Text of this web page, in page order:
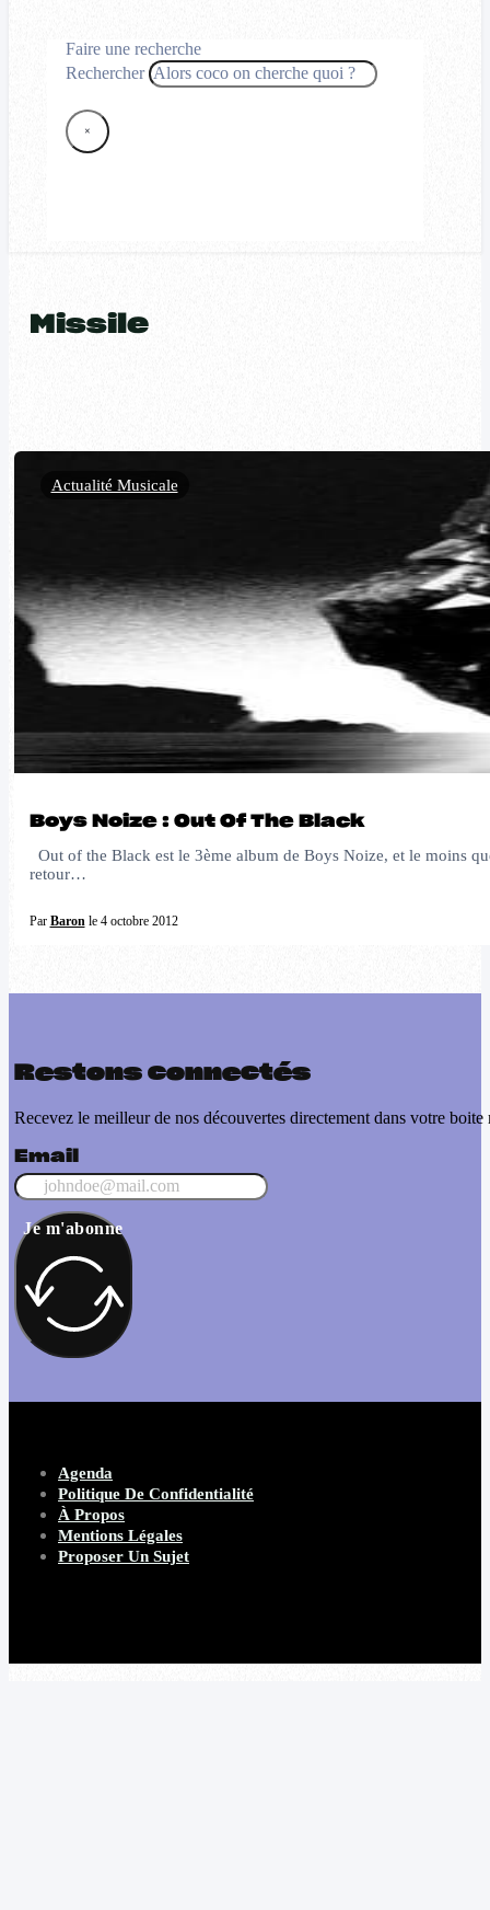
Faire une recherche
Rechercher
×
Missile
Boys Noize : Out Of The Black
Out of the Black est le 3ème album de Boys Noize, et le moins
retour…
Par Baronle 4 octobre 2012
Actualité Musicale
Restons connectés
Recevez le meilleur de nos découvertes directement dans votre boite
Email
Je m'abonne
Agenda
Politique De Confidentialité
À Propos
Mentions Légales
Proposer Un Sujet